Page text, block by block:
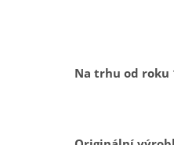
Na trhu od roku